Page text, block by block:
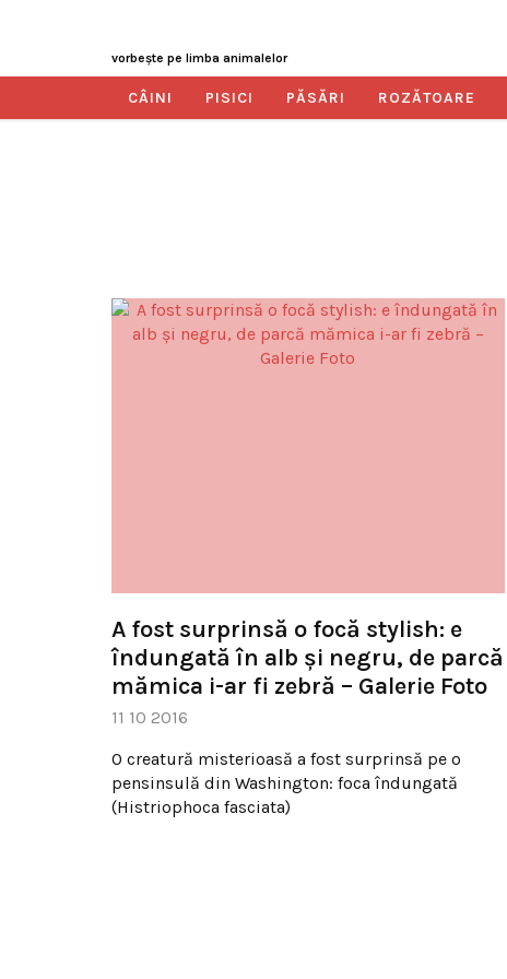
vorbeşte pe limba animalelor
CÂINI PISICI PĂSĂRI ROZĂTOARE
A fost surprinsă o focă stylish: e
îndungată în alb şi negru, de parcă
mămica i-ar fi zebră – Galerie Foto
11 10 2016
O creatură misterioasă a fost surprinsă pe o
pensinsulă din Washington: foca îndungată
(Histriophoca fasciata)